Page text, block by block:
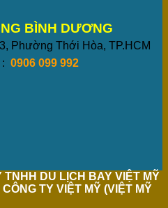
BÌNH DƯƠNG
Phường Thới Hòa, TP.HCM
0906 099 992
TNHH DU LỊCH BAY VIỆT MỸ
TY VIỆT MỸ (VIỆT MỸ